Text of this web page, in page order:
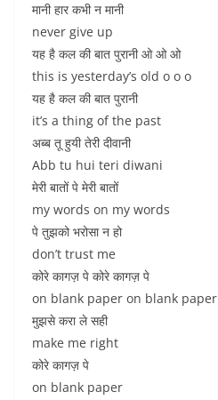
मानी हार कभी न मानी
never give up
यह है कल की बात पुरानी ओ ओ ओ
this is yesterday’s old o o o
यह है कल की बात पुरानी
it’s a thing of the past
अब्ब तू हुयी तेरी दीवानी
Abb tu hui teri diwani
मेरी बातों पे मेरी बातों
my words on my words
पे तुझको भरोसा न हो
don’t trust me
कोरे कागज़ पे कोरे कागज़ पे
on blank paper on blank paper
मुझसे करा ले सही
make me right
कोरे कागज़ पे
on blank paper